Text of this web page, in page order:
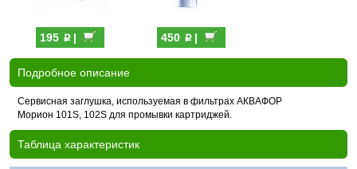
195 p| 450 p|
Подробное описание
Сервисная заглушка, используемая в фильтрах АКВАФОР
Морион 101S, 102S для промывки картриджей.
Таблица характеристик